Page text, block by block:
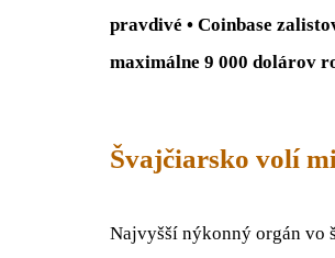
pravdivé • Coinbase
maximálne 9 000 dolárov
Švajčiarsko volí
Najvyšší nýkonný orgán vo